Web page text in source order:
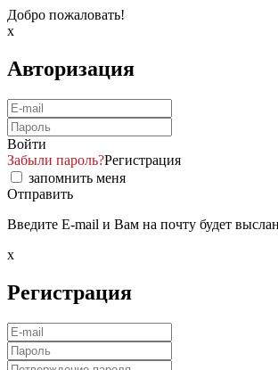
Добро пожаловать!
x
Авторизация
Войти
Забыли пароль?Регистрация
запомнить меня
Отправить
Введите E-mail и Вам на почту будет
x
Регистрация